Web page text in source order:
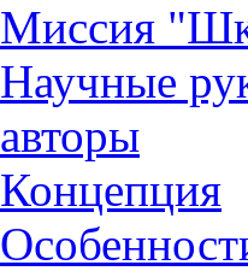
Миссия
Научные
авторы
Концепция